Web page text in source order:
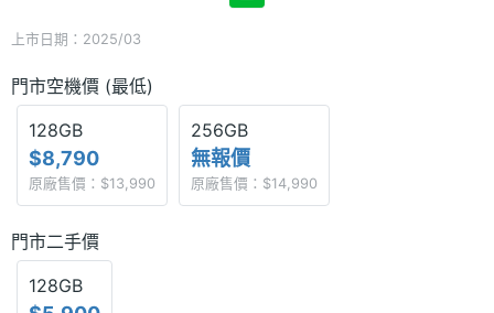
上市日期：2025/03
門市空機價 (最低)
128GB
$8,790
原廠售價：$13,990
256GB
無報價
原廠售價：$14,990
門市二手價
128GB